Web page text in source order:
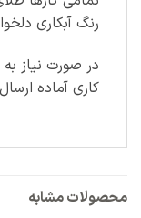
رنگ آبکاری
کاری آماده
محصولات مشابه